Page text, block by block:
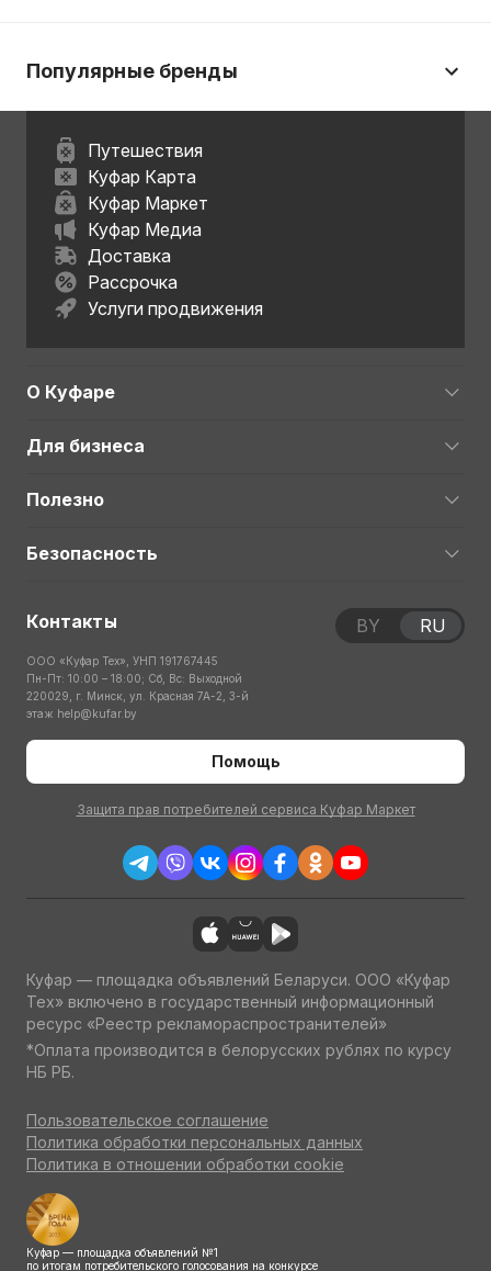
Популярные бренды
Путешествия
Куфар Карта
Куфар Маркет
Куфар Медиа
Доставка
Рассрочка
Услуги продвижения
О Куфаре
Для бизнеса
Полезно
Безопасность
Контакты
ООО «Куфар Тех», УНП 191767445
Пн-Пт: 10:00 – 18:00; Сб, Вс: Выходной
220029, г. Минск, ул. Красная 7А-2, 3-й
этаж help@kufar.by
Помощь
Защита прав потребителей сервиса Куфар Маркет
BY RU
Куфар — площадка объявлений Беларуси. ООО «Куфар
Тех» включено в государственный информационный
ресурс «Реестр рекламораспространителей»
*Оплата производится в белорусских рублях по курсу
НБ РБ.
Пользовательское соглашение
Политика обработки персональных данных
Политика в отношении обработки cookie
Куфар — площадка объявлений №1
по итогам потребительского голосования на конкурсе